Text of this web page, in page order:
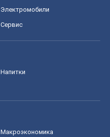
Электромобили
Сервис
Напитки
Mакроэкономика